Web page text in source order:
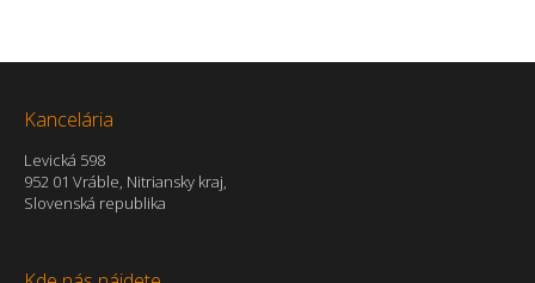
Kancelária
Levická 598
952 01 Vráble, Nitriansky kraj,
Slovenská republika